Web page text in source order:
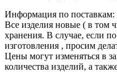
Информация по поставкам:
Все изделия новые ( в том
хранения. В случае, если
изготовления , просим
Цены могут изменяться в
количества изделий, а